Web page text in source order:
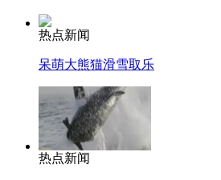
热点新闻
呆萌大熊猫滑雪取乐
热点新闻